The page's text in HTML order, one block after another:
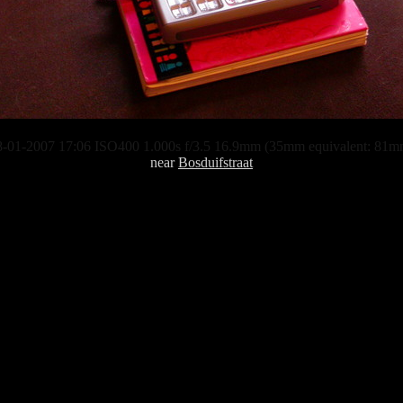
01-2007 17:06 ISO400 1.000s f/3.5 16.9mm (35mm equivalent:
nearBosduifstraat